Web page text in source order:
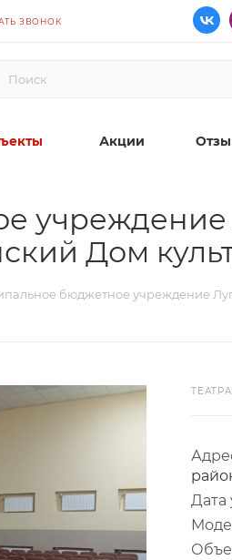
ЗВОНОК
Акции
Дом
бюджетное учреждение
Дата